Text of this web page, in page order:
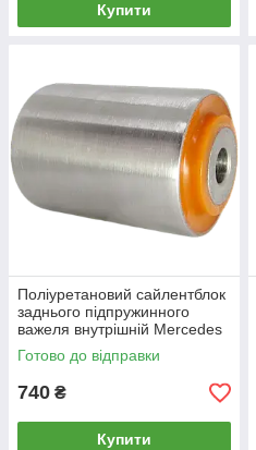
Купити
Поліуретановий сайлентблок
заднього підпружинного
важеля внутрішній Merсedes
216 2006-2013
Готово до відправки
740 ₴
Купити